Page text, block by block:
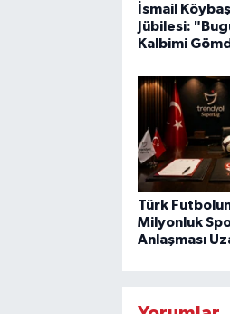
İsmail
Jübilesi:
Kalbimi
Türk
Milyonluk
Anlaşması